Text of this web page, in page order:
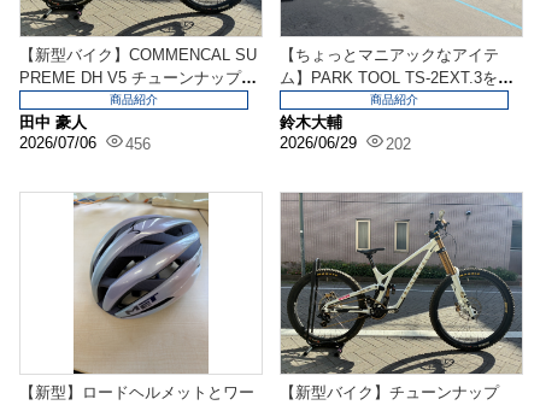
【新型バイク】COMMENCAL SU
PREME DH V5 チューンナップ
田中 豪人
2026/07/06
456
商品紹介
【ちょっとマニアックなアイテ
ム】PARK TOOL TS-2EXT.3を追
鈴木大輔
2026/06/29
202
商品紹介
【新型】ロードヘルメットとワー
【新型バイク】チューンナップ